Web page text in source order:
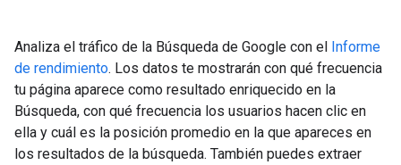
Analiza el tráfico de la Búsqueda de Google con el Informe
de rendimiento. Los datos te mostrarán con qué frecuencia
tu página aparece como resultado enriquecido en la
Búsqueda, con qué frecuencia los usuarios hacen clic en
ella y cuál es la posición promedio en la que apareces en
los resultados de la búsqueda. También puedes extraer